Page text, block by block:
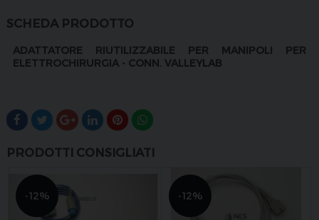
SCHEDA PRODOTTO
ADATTATORE RIUTILIZZABILE PER MANIPOLI PER
ELETTROCHIRURGIA - CONN. VALLEYLAB
PRODOTTI CONSIGLIATI
-12% -12%